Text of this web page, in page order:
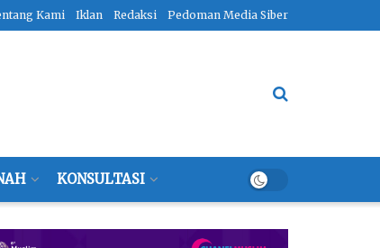
Kami Iklan Redaksi Pedoman Media Siber
KONSULTASI